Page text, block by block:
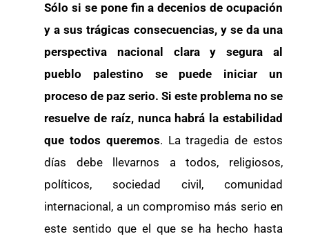
Sólo si se pone fin a decenios de ocupación
y a sus trágicas consecuencias, y se da una
perspectiva nacional clara y segura al
pueblo palestino se puede iniciar un
proceso de paz serio. Si este problema no se
resuelve de raíz, nunca habrá la estabilidad
que todos queremos. La tragedia de estos
días debe llevarnos a todos, religiosos,
políticos, sociedad civil, comunidad
internacional, a un compromiso más serio en
este sentido que el que se ha hecho hasta